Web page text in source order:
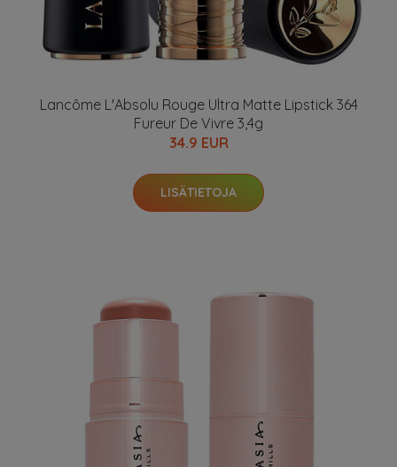
Lancôme L'Absolu Rouge Ultra Matte Lipstick 364
Fureur De Vivre 3,4g
34.9 EUR
LISÄTIETOJA